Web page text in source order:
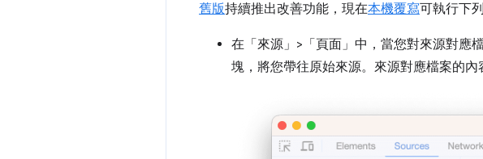
舊版持續推出改善功能，現在本機覆寫可執行下
在「來源」>「頁面」中，當您對來源對應
塊，將您帶往原始來源。 來源對應檔案的內